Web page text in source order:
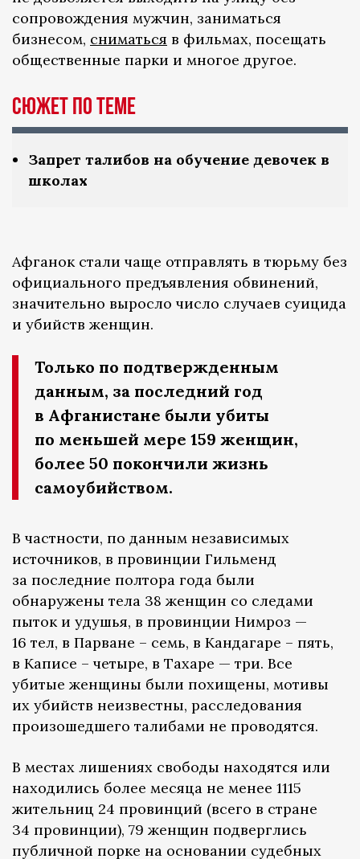
сопровождения мужчин, заниматься
бизнесом, сниматься в фильмах, посещать
общественные парки и многое другое.
Сюжет по теме
Запрет талибов на обучение девочек в
школах
Афганок стали чаще отправлять в тюрьму без
официального предъявления обвинений,
значительно выросло число случаев суицида
и убийств женщин.
Только по подтвержденным
данным, за последний год
в Афганистане были убиты
по меньшей мере 159 женщин,
более 50 покончили жизнь
самоубийством.
В частности, по данным независимых
источников, в провинции Гильменд
за последние полтора года были
обнаружены тела 38 женщин со следами
пыток и удушья, в провинции Нимроз —
16 тел, в Парване – семь, в Кандагаре – пять,
в Каписе – четыре, в Тахаре — три. Все
убитые женщины были похищены, мотивы
их убийств неизвестны, расследования
произошедшего талибами не проводятся.
В местах лишениях свободы находятся или
находились более месяца не менее 1115
жительниц 24 провинций (всего в стране
34 провинции), 79 женщин подверглись
публичной порке на основании судебных